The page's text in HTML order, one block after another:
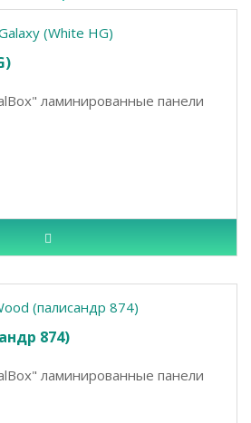
ламинированные панели
874)
ламинированные панели